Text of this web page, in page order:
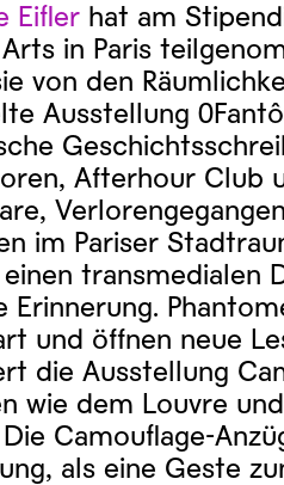
Eifler hat am
in Paris
von den
Ausstellung
Afterhour Club
im Pariser
transmedialen
Erinnerung.
und öffnen neue
die Ausstellung
wie dem Louvre
Camouflage-
als eine Geste